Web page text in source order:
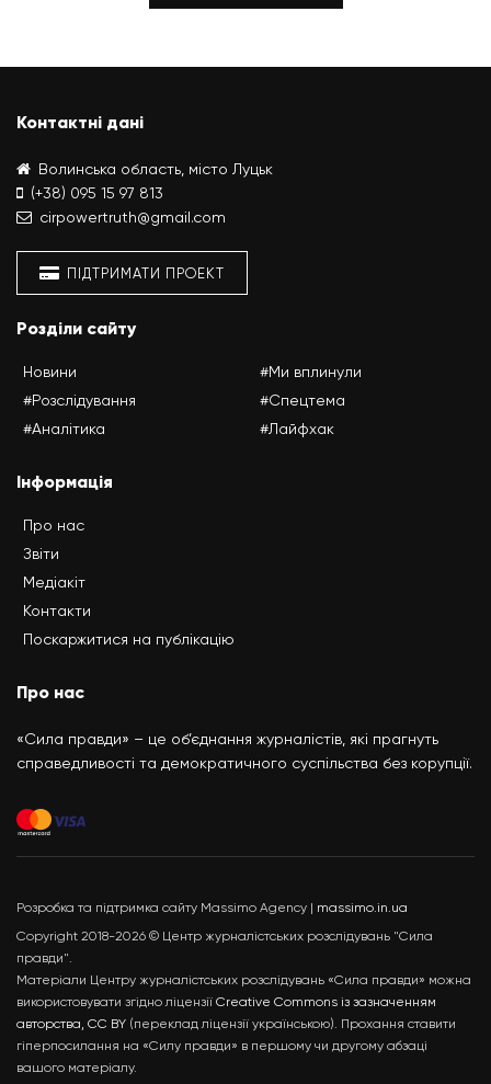
Контактні дані
Волинська область, місто Луцьк
(+38) 095 15 97 813
cirpowertruth@gmail.com
ПІДТРИМАТИ ПРОЕКТ
Розділи сайту
Новини
#Розслідування
#Аналітика
#Ми вплинули
#Спецтема
#Лайфхак
Інформація
Про нас
Звіти
Медіакіт
Контакти
Поскаржитися на публікацію
Про нас
«Сила правди» – це об’єднання журналістів, які прагнуть
справедливості та демократичного суспільства без корупції.
Розробка та підтримка сайту Massimo Agency | massimo.in.ua
Copyright 2018-2026 © Центр журналістських розслідувань "Сила
правди".
Матеріали Центру журналістських розслідувань «Сила правди» можна
використовувати згідно ліцензії Creative Commons із зазначенням
авторства, CC BY (переклад ліцензії українською). Прохання ставити
гіперпосилання на «Силу правди» в першому чи другому абзаці
вашого матеріалу.